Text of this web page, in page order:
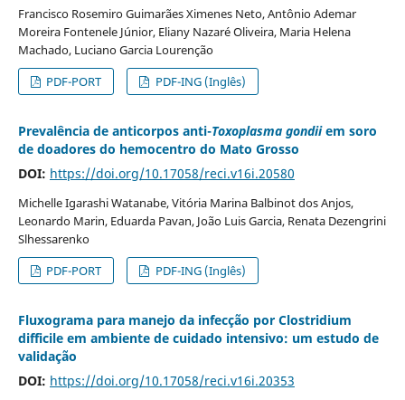
Francisco Rosemiro Guimarães Ximenes Neto, Antônio Ademar
Moreira Fontenele Júnior, Eliany Nazaré Oliveira, Maria Helena
Machado, Luciano Garcia Lourenção
PDF-PORT
PDF-ING (Inglês)
Prevalência de anticorpos anti-Toxoplasma gondiiem soro
de doadores do hemocentro do Mato Grosso
DOI: https://doi.org/10.17058/reci.v16i.20580
Michelle Igarashi Watanabe, Vitória Marina Balbinot dos Anjos,
Leonardo Marin, Eduarda Pavan, João Luis Garcia, Renata Dezengrini
Slhessarenko
PDF-PORT
PDF-ING (Inglês)
Fluxograma para manejo da infecção por Clostridium
difficile em ambiente de cuidado intensivo: um estudo de
validação
DOI: https://doi.org/10.17058/reci.v16i.20353